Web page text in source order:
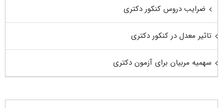
ضرایب دروس کنکور دکتری
تاثیر معدل در کنکور دکتری
سهمیه مربیان برای آزمون دکتری